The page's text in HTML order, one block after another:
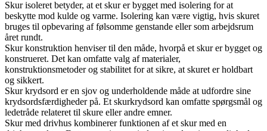
Skur isoleret betyder, at et skur er bygget med isolering for at
beskytte mod kulde og varme. Isolering kan være vigtig, hvis skuret
bruges til opbevaring af følsomme genstande eller som arbejdsrum
året rundt.
Skur konstruktion henviser til den måde, hvorpå et skur er bygget og
konstrueret. Det kan omfatte valg af materialer,
konstruktionsmetoder og stabilitet for at sikre, at skuret er holdbart
og sikkert.
Skur krydsord er en sjov og underholdende måde at udfordre sine
krydsordsfærdigheder på. Et skurkrydsord kan omfatte spørgsmål og
ledetråde relateret til skure eller andre emner.
Skur med drivhus kombinerer funktionen af et skur med en